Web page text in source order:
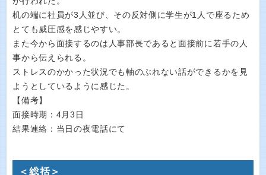
机の端に社員が3人並び、その反対側に学生が1人で座るため
とても威圧感を感じやすい。
また今から面接するのは人事部長であると面接前に若手の人
事から伝えられる。
ストレスのかかった状況でも軸のぶれない話ができるかを見
ようとしているように感じた。
【備考】
面接時期：4月3日
結果連絡：当日の夜電話にて
＜総括＞